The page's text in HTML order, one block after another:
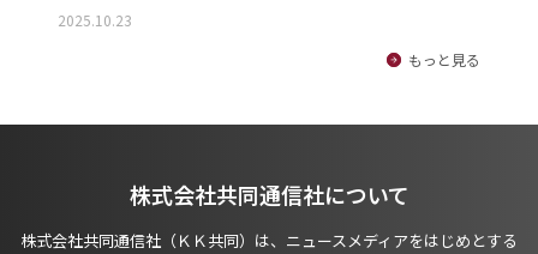
2025.10.23
もっと見る
株式会社共同通信社について
株式会社共同通信社（ＫＫ共同）は、ニュースメディアをはじめとする